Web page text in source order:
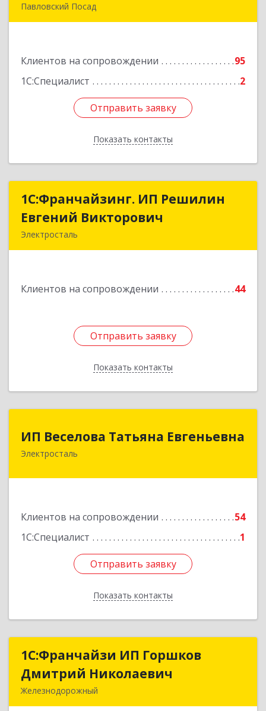
Павловский Посад
Клиентов на сопровождении
95
1С:Специалист
2
Отправить заявку
Показать контакты
Подробнее
Отправить заявку
Назад
1С:Франчайзинг. ИП Решилин
Евгений Викторович
Электросталь
Клиентов на сопровождении 44
Отправить заявку
Показать контакты
1С:Франчайзинг. ИП Решилин
Евгений Викторович
Подробнее
Отправить заявку
Назад
ИП Веселова Татьяна Евгеньевна
Электросталь
Клиентов на сопровождении
54
1С:Специалист
1
Отправить заявку
Показать контакты
144000, Московская обл, Электросталь г,
Отправить заявку
Назад
1С:Франчайзи ИП Горшков
Дмитрий Николаевич
Железнодорожный
1С:Франчайзи ИП Горшков
Дмитрий Николаевич